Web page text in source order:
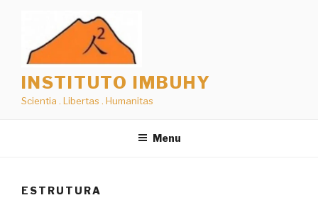
conteúdo
INSTITUTO IMBUHY
Scientia . Libertas . Humanitas
Menu
ESTRUTURA